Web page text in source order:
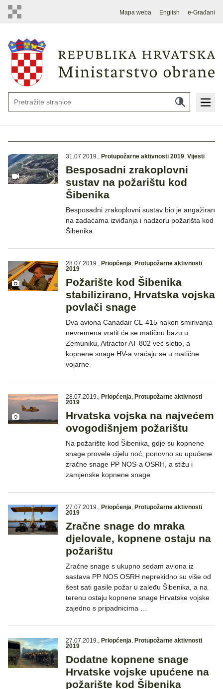
Mapa weba English e-Građani
31.07.2019., Protupožarne aktivnosti 2019, Vijesti
Besposadni zrakoplovni
sustav na požarištu kod
Šibenika
Besposadni zrakoplovni sustav bio je angažiran
na zadaćama izviđanja i nadzoru požarišta kod
Šibenika
28.07.2019., Priopćenja, Protupožarne aktivnosti
2019
Požarište kod Šibenika
stabilizirano, Hrvatska vojska
povlači snage
Dva aviona Canadair CL-415 nakon smirivanja
nevremena vratit će se matičnu bazu u
Zemuniku, Aitractor AT-802 već sletio, a
kopnene snage HV-a vraćaju se u matične
vojarne
28.07.2019., Priopćenja, Protupožarne aktivnosti
2019
Hrvatska vojska na najvećem
ovogodišnjem požarištu
Na požarište kod Šibenika, gdje su kopnene
snage provele cijelu noć, ponovno su upućene
zračne snage PP NOS-a OSRH, a stižu i
zamjenske kopnene snage
27.07.2019., Priopćenja, Protupožarne aktivnosti
2019
Zračne snage do mraka
djelovale, kopnene ostaju na
požarištu
Zračne snage s ukupno sedam aviona iz
sastava PP NOS OSRH neprekidno su više od
šest sati gasile požar u zaleđu Šibenika, a na
terenu ostaju kopnene snage Hrvatske vojske
zajedno s pripadnicima …
27.07.2019., Priopćenja, Protupožarne aktivnosti
2019
Dodatne kopnene snage
Hrvatske vojske upućene na
požarište kod Šibenika